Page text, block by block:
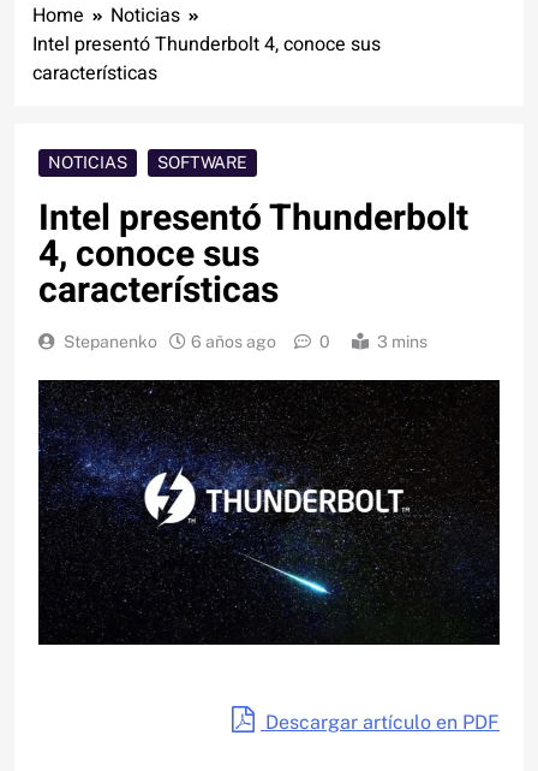
Home
Noticias
Intel presentó Thunderbolt 4, conoce sus
características
NOTICIAS SOFTWARE
Intel presentó Thunderbolt
4, conoce sus
características
Stepanenko 6 años ago 0 3 mins
Descargar artículo en PDF